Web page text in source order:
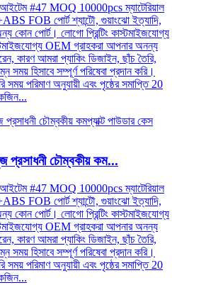
আইটেম #47 MOQ 10000pcs ম্যাটেরিয়াল
FOB পোর্ট শ্যান্টৌ, গুয়াংঝো ইত্যাদি,
কোন পোর্ট। লোগো প্রিন্টিং কাস্টমাইজযোগ্য
OEM গ্রাহকরা আপনার অনন্য
কারণ আমরা প্যাকিং ডিজাইন, ছাঁচ তৈরি,
সময় হিসাবে সম্পূর্ণ পরিষেবা প্রদান করি।
সময় পরিমাণ অনুযায়ী এবং পৃষ্ঠের সমাপ্তি 20
প্রসাধনী চৌম্বকীয় কম...
আইটেম #47 MOQ 10000pcs ম্যাটেরিয়াল
FOB পোর্ট শ্যান্টৌ, গুয়াংঝো ইত্যাদি,
কোন পোর্ট। লোগো প্রিন্টিং কাস্টমাইজযোগ্য
OEM গ্রাহকরা আপনার অনন্য
কারণ আমরা প্যাকিং ডিজাইন, ছাঁচ তৈরি,
সময় হিসাবে সম্পূর্ণ পরিষেবা প্রদান করি।
সময় পরিমাণ অনুযায়ী এবং পৃষ্ঠের সমাপ্তি 20